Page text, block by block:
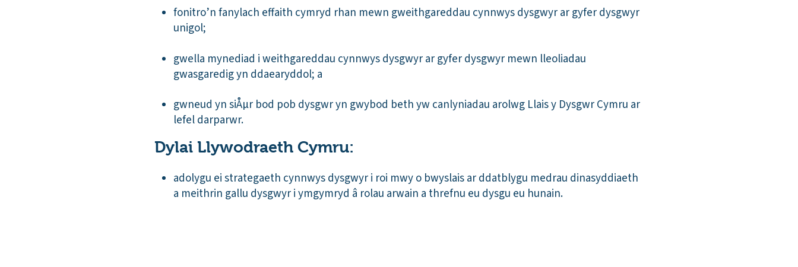
fonitro’n fanylach effaith cymryd rhan mewn gweithgareddau cynnwys dysgwyr ar gyfer dysgwyr
unigol;
gwella mynediad i weithgareddau cynnwys dysgwyr ar gyfer dysgwyr mewn lleoliadau
gwasgaredig yn ddaearyddol; a
gwneud yn siÅµr bod pob dysgwr yn gwybod beth yw canlyniadau arolwg Llais y Dysgwr Cymru ar
lefel darparwr.
Dylai Llywodraeth Cymru:
adolygu ei strategaeth cynnwys dysgwyr i roi mwy o bwyslais ar ddatblygu medrau dinasyddiaeth
a meithrin gallu dysgwyr i ymgymryd â rolau arwain a threfnu eu dysgu eu hunain.